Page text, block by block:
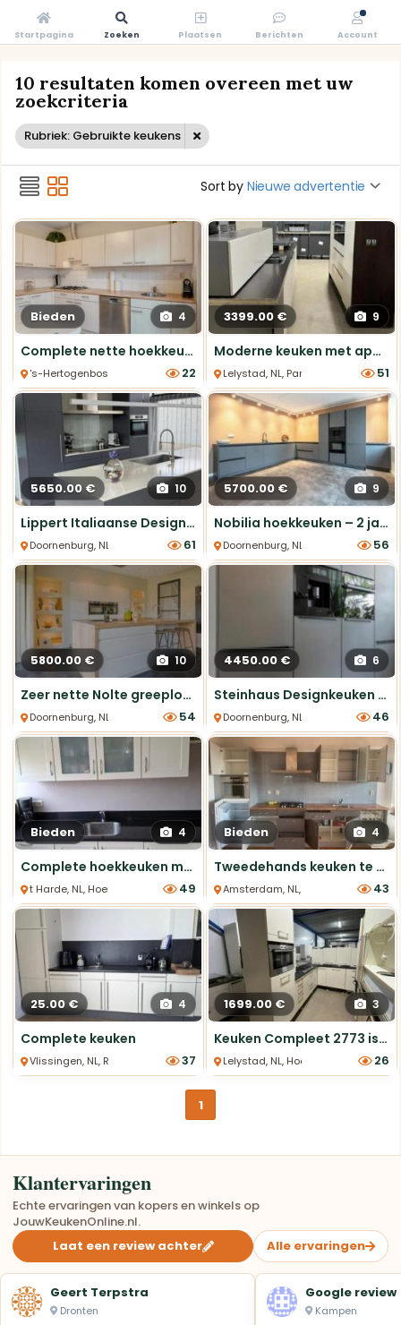
10 resultaten komen overeen met uw
zoekcriteria
Rubriek: Gebruikte keukens
Sort by Nieuwe advertentie
Bieden 4
Complete nette hoekkeuken (zelf te demonteren)
's-Hertogenbosch, NL, Hoek Keukens
22
3399.00 € 9
Moderne keuken met apparatuur - 377 cm
Lelystad, NL, Parallel Keukens 51
5650.00 € 10
Lippert Italiaanse Designkeuken met Kookeiland
Doornenburg, NL, Eiland Keukens61
5700.00 € 9
Nobilia hoekkeuken – 2 jaar oud, Antraciet grijs
Doornenburg, NL, Hoek Keukens56
5800.00 € 10
Zeer nette Nolte greeploze keuken in hoogglans
Doornenburg, NL, Eiland Keukens
54
4450.00 € 6
Steinhaus Designkeuken – Topmerk apparatuur
Doornenburg, NL, Parallel Keukens
46
Bieden 4
Complete hoekkeuken met inbouwapparatuur
t Harde, NL, Hoek Keukens 49
Bieden 4
Tweedehands keuken te koop
Amsterdam, NL, Rechte Keukens
43
25.00 € 4
Complete keuken
Vlissingen, NL, Rechte Keukens37
1699.00 € 3
Keuken Compleet 2773 is nu afgeprijsd van €2349 naar €1699
Lelystad, NL, Hoek Keukens 26
1
Klantervaringen
Echte ervaringen van kopers en winkels op
JouwKeukenOnline.nl.
Laat een review achter
Alle ervaringen
Geert Terpstra
Dronten
Google review
Kampen
Startpagina Zoeken Plaatsen Berichten Account